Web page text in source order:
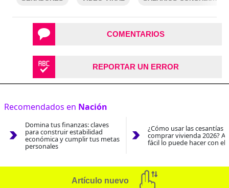
COMENTARIOS
REPORTAR UN ERROR
Recomendados en Nación
Domina tus finanzas: claves
para construir estabilidad
económica y cumplir tus metas
personales
¿Cómo usar las cesantías
comprar vivienda 2026?
fácil lo puede hacer con el
Artículo nuevo